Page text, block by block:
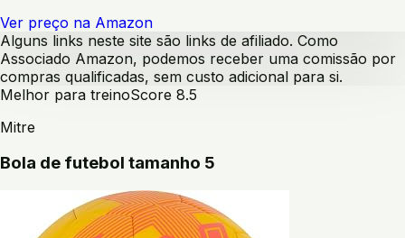
Ver preço na Amazon
Alguns links neste site são links de afiliado. Como
Associado Amazon, podemos receber uma comissão por
compras qualificadas, sem custo adicional para si.
Melhor para treinoScore 8.5
Mitre
Bola de futebol tamanho 5